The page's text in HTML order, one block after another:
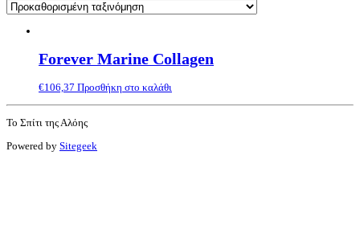
Forever Marine Collagen
€106,37 Προσθήκη στο καλάθι
Το Σπίτι της Αλόης
Powered by Sitegeek